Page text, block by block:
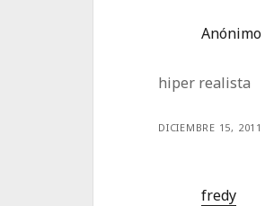
Anónimo
hiper realista
DICIEMBRE 15, 2011
fredy